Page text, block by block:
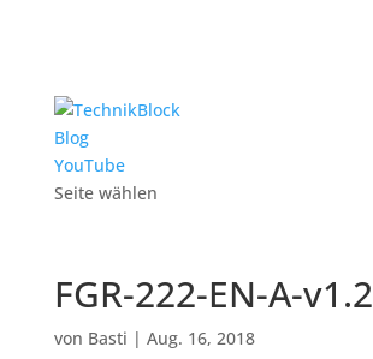
Blog
YouTube
Seite wählen
FGR-222-EN-A-v1.2
von Basti | Aug. 16, 2018